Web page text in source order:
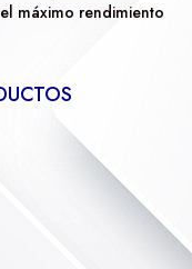
máximo rendimiento